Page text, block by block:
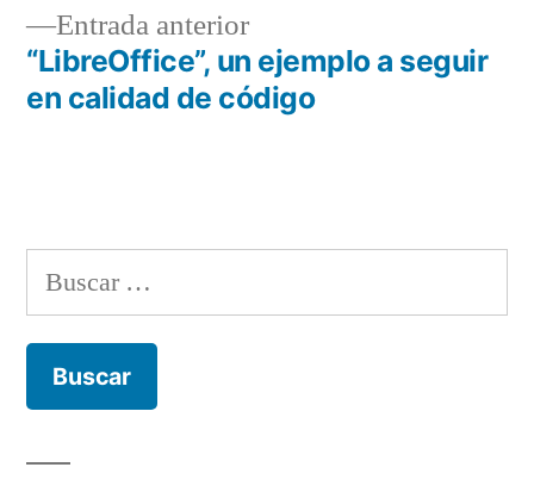
entradas
Entrada anteriorEntrada
anterior:
“LibreOffice”, un ejemplo a seguir
en calidad de código
Buscar: